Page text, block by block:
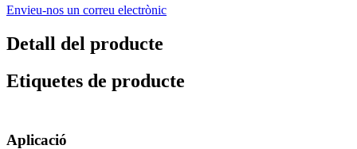
Envieu-nos un correu electrònic
Detall del producte
Etiquetes de producte
Aplicació